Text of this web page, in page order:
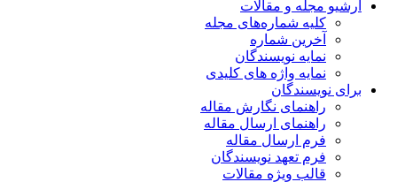
آرشیو مجله و مقالات
کلیه شماره‌های مجله
آخرین شماره
نمایه نویسندگان
نمایه واژه های کلیدی
برای نویسندگان
راهنمای نگارش مقاله
راهنمای ارسال مقاله
فرم ارسال مقاله
فرم تعهد نویسندگان
قالب ویژه مقالات